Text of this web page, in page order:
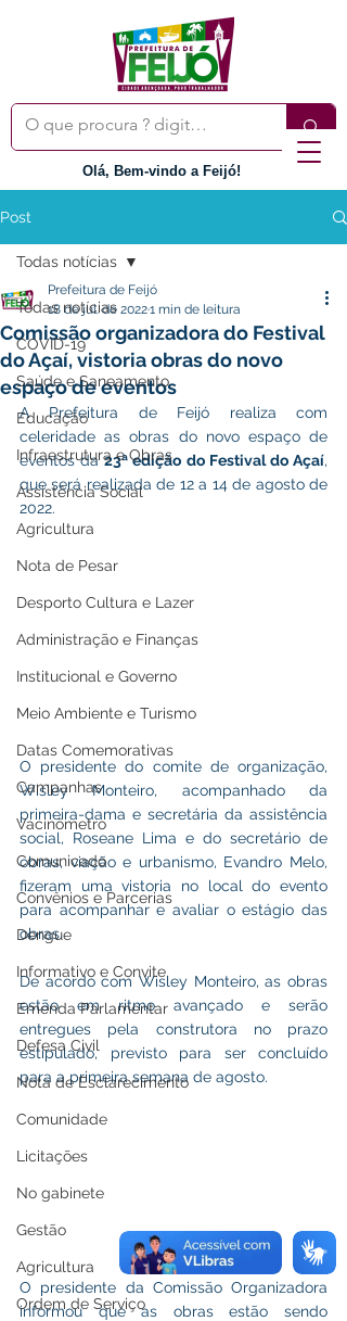
Olá, Bem-vindo a Feijó!
Post
Todas notícias
COVID-19
Saúde e Saneamento
Educação
Infraestrutura e Obras
Assistência Social
Agricultura
Nota de Pesar
Desporto Cultura e Lazer
Administração e Finanças
Institucional e Governo
Meio Ambiente e Turismo
Datas Comemorativas
Campanhas
Vacinômetro
Comunicado
Convênios e Parcerias
Dengue
Informativo e Convite
Emenda Parlamentar
Defesa Civil
Nota de Esclarecimento
Comunidade
Licitações
No gabinete
Gestão
Agricultura
Ordem de Serviço
Todas notícias
Comissão organizadora do Festival
do Açaí, vistoria obras do novo
espaço de eventos
Prefeitura de Feijó
18 de jul. de 20221 min de leitura
A Prefeitura de Feijó realiza com
celeridade as obras do novo espaço de
eventos da 23ª edição do Festival do Açaí,
que será realizada de 12 a 14 de agosto de
2022.
O presidente do comite de organização,
Wisley Monteiro, acompanhado da
primeira-dama e secretária da assistência
social, Roseane Lima e do secretário de
obras, viação e urbanismo, Evandro Melo,
fizeram uma vistoria no local do evento
para acompanhar e avaliar o estágio das
obras.
De acordo com Wisley Monteiro, as obras
estão em ritmo avançado e serão
entregues pela construtora no prazo
estipulado, previsto para ser concluído
para a primeira semana de agosto.
O presidente da Comissão Organizadora
informou que as obras estão sendo